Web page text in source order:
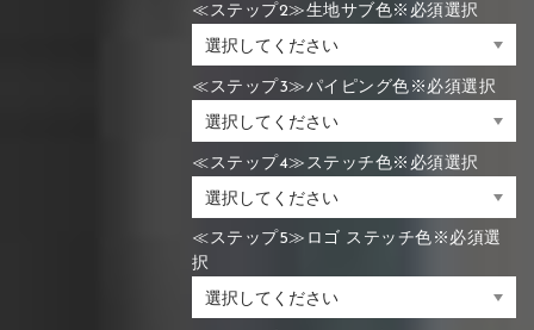
≪ステップ2≫生地サブ色※必須選択
≪ステップ3≫パイピング色※必須選択
≪ステップ4≫ステッチ色※必須選択
≪ステップ5≫ロゴ ステッチ色※必須選
択